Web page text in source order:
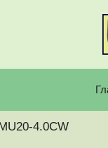
4.0CW